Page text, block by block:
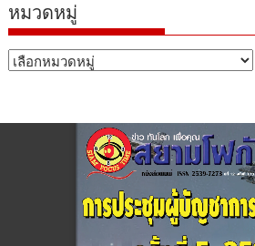
หมวดหมู่
หมวด